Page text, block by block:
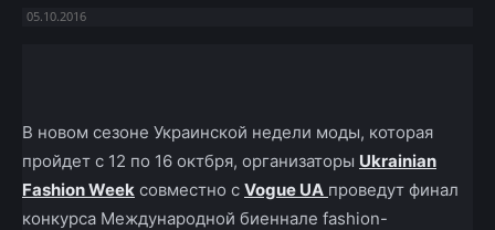
05.10.2016
В новом сезоне Украинской недели моды, которая
пройдет с 12 по 16 октбря, организаторы Ukrainian
Fashion Week совместно с Vogue UA проведут финал
конкурса Международной биеннале fashion-